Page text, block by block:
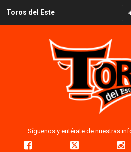
Toros del Este
Síguenos y entérate de nuestras